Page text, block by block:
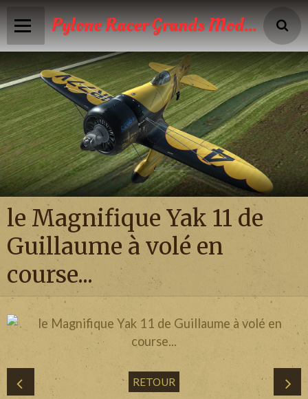
Pylone Racer Grands Modèles
Accueil
Infos
Calendrier
Reportages photos
News
Vidéos
Boutique
Galeries photos
Divers
Liens
Contact
le Magnifique Yak 11 de
Guillaume à volé en
course...
RETOUR